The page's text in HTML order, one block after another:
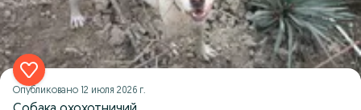
Опубликовано 12 июля 2026 г.